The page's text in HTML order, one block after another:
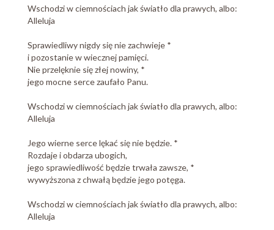
Wschodzi w ciemnościach jak światło dla prawych, albo:
Alleluja
Sprawiedliwy nigdy się nie zachwieje *
i pozostanie w wiecznej pamięci.
Nie przelęknie się złej nowiny, *
jego mocne serce zaufało Panu.
Wschodzi w ciemnościach jak światło dla prawych, albo:
Alleluja
Jego wierne serce lękać się nie będzie. *
Rozdaje i obdarza ubogich,
jego sprawiedliwość będzie trwała zawsze, *
wywyższona z chwałą będzie jego potęga.
Wschodzi w ciemnościach jak światło dla prawych, albo:
Alleluja